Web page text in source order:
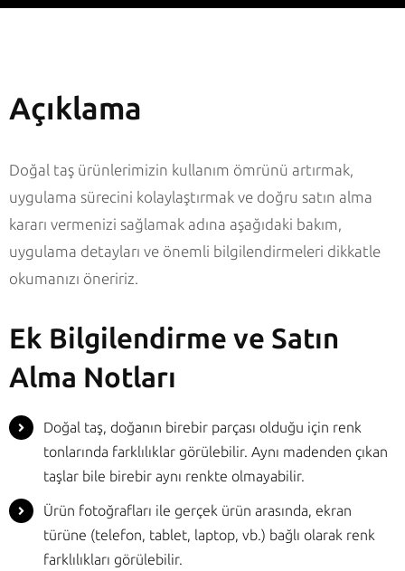
Açıklama
Doğal taş ürünlerimizin kullanım ömrünü artırmak,
uygulama sürecini kolaylaştırmak ve doğru satın alma
kararı vermenizi sağlamak adına aşağıdaki bakım,
uygulama detayları ve önemli bilgilendirmeleri dikkatle
okumanızı öneririz.
Ek Bilgilendirme ve Satın
Alma Notları
Doğal taş, doğanın birebir parçası olduğu için renk
tonlarında farklılıklar görülebilir. Aynı madenden çıkan
taşlar bile birebir aynı renkte olmayabilir.
Ürün fotoğrafları ile gerçek ürün arasında, ekran
türüne (telefon, tablet, laptop, vb.) bağlı olarak renk
farklılıkları görülebilir.